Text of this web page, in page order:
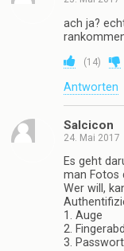
ach ja?
(14)
Antworten
Salcicon
24. Mai 2017
Es geht
man Fotos
Wer will,
1. Auge
2.
3. Passwort